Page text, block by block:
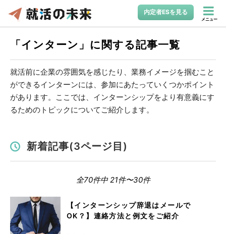
内定者ESを見る
メニュー
「インターン」に関する記事一覧
就活前に企業の雰囲気を感じたり、業務イメージを掴むこと
ができるインターンには、参加にあたっていくつかポイント
があります。ここでは、インターンシップをより有意義にす
るためのトピックについてご紹介します。
新着記事(3ページ目)
全70件中 21件〜30件
【インターンシップ辞退はメールで
OK？】連絡方法と例文をご紹介